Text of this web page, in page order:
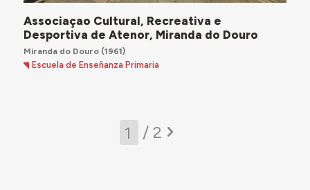
Associaçao Cultural, Recreativa e
Desportiva de Atenor, Miranda do Douro
Miranda do Douro(1961)
Escuela de Enseñanza Primaria
/ 2